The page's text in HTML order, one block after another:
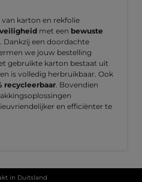
karton en rekfolie
met een bewuste
. Dankzij een doordachte
we jouw bestelling
gebruikte karton bestaat uit
en is volledig herbruikbaar. Ook
recycleerbaar. Bovendien
en efficiënter te
in Duitsland